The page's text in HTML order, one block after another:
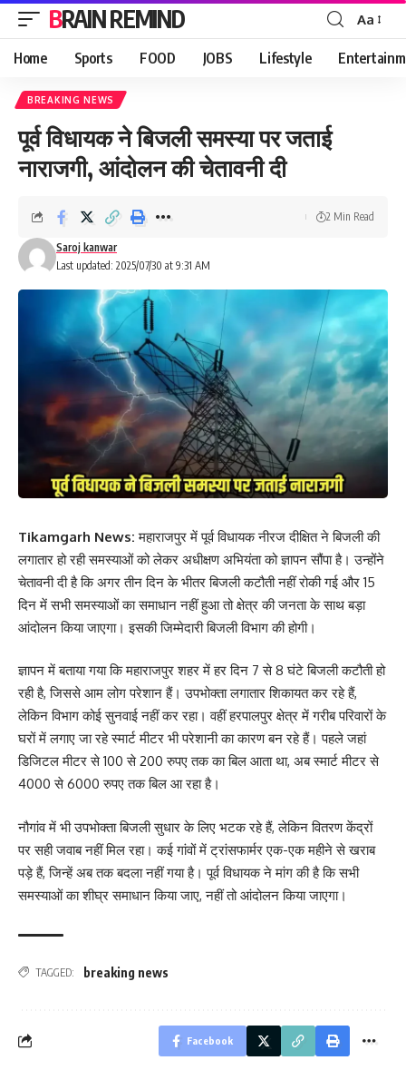
BRAIN REMIND
Font
Resizer
Aa
Home Sports FOOD JOBS Lifestyle
BREAKING NEWS
पूर्व विधायक ने बिजली समस्या पर जताई
नाराजगी, आंदोलन की चेतावनी दी
Last updated: 2025/07/30 at 9:31 AM
Saroj kanwar
2 Min Read
Tikamgarh News:महाराजपुर में पूर्व विधायक नीरज दीक्षित ने बिजली की
लगातार हो रही समस्याओं को लेकर अधीक्षण अभियंता को ज्ञापन सौंपा है। उन्होंने
चेतावनी दी है कि अगर तीन दिन के भीतर बिजली कटौती नहीं रोकी गई और 15
दिन में सभी समस्याओं का समाधान नहीं हुआ तो क्षेत्र की जनता के साथ बड़ा
आंदोलन किया जाएगा। इसकी जिम्मेदारी बिजली विभाग की होगी।
ज्ञापन में बताया गया कि महाराजपुर शहर में हर दिन 7 से 8 घंटे बिजली कटौती हो
रही है, जिससे आम लोग परेशान हैं। उपभोक्ता लगातार शिकायत कर रहे हैं,
लेकिन विभाग कोई सुनवाई नहीं कर रहा। वहीं हरपालपुर क्षेत्र में गरीब परिवारों के
घरों में लगाए जा रहे स्मार्ट मीटर भी परेशानी का कारण बन रहे हैं। पहले जहां
डिजिटल मीटर से 100 से 200 रुपए तक का बिल आता था, अब स्मार्ट मीटर से
4000 से 6000 रुपए तक बिल आ रहा है।
नौगांव में भी उपभोक्ता बिजली सुधार के लिए भटक रहे हैं, लेकिन वितरण केंद्रों
पर सही जवाब नहीं मिल रहा। कई गांवों में ट्रांसफार्मर एक-एक महीने से खराब
पड़े हैं, जिन्हें अब तक बदला नहीं गया है। पूर्व विधायक ने मांग की है कि सभी
समस्याओं का शीघ्र समाधान किया जाए, नहीं तो आंदोलन किया जाएगा।
TAGGED: breaking news
Facebook